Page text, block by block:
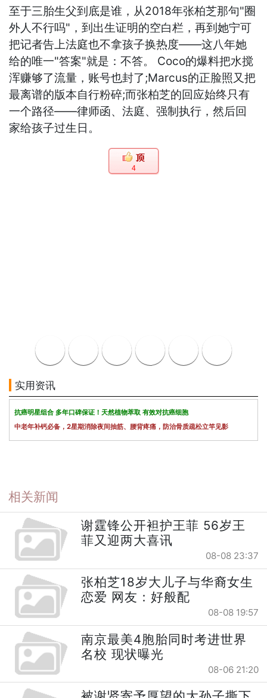
至于三胎生父到底是谁，从2018年张柏芝那句"圈
外人不行吗"，到出生证明的空白栏，再到她宁可
把记者告上法庭也不拿孩子换热度——这八年她
给的唯一"答案"就是：不答。 Coco的爆料把水搅
浑赚够了流量，账号也封了;Marcus的正脸照又把
最离谱的版本自行粉碎;而张柏芝的回应始终只有
一个路径——律师函、法庭、强制执行，然后回
家给孩子过生日。
4
实用资讯
抗癌明星组合 多年口碑保证！天然植物萃取 有效对抗癌细胞
中老年补钙必备，2星期消除夜间抽筋、腰背疼痛，防治骨质疏松立竿见影
相关新闻
谢霆锋公开袒护王菲 56岁王
菲又迎两大喜讯
08-08 23:37
张柏芝18岁大儿子与华裔女生
恋爱 网友：好般配
08-08 19:57
南京最美4胞胎同时考进世界
名校 现状曝光
08-06 21:20